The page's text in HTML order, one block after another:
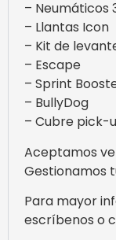
– Neumáticos
– Llantas Icon
– Kit de
– Escape
– Sprint
– BullyDog
– Cubre pick-
Aceptamos
Gestionamos
Para mayor
escríbenos o